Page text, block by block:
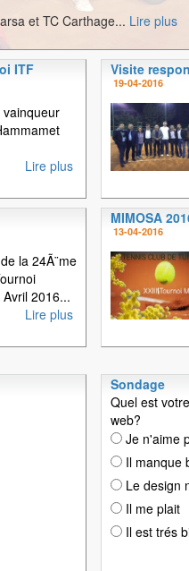
et TC Carthage... Lire plus
ITF
vainqueur
Lire plus
Visite
19-04-2016
la 24Ã¨me
2016...
Lire plus
MIMOSA
13-04-2016
Sondage
Quel est
web?
Je n'aime
Il manque
Le design
Il me plait
Il est trés